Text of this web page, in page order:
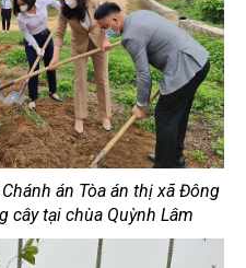
án Tòa án thị xã Đông
cây tại chùa Quỳnh Lâm